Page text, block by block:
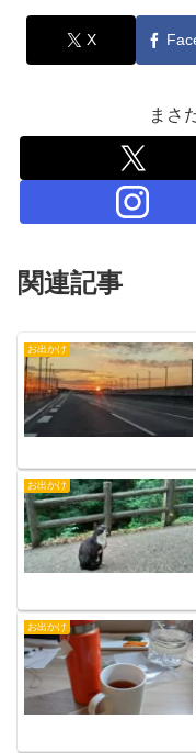
X
まさ
関連記事
お出かけ
お出かけ
お出かけ